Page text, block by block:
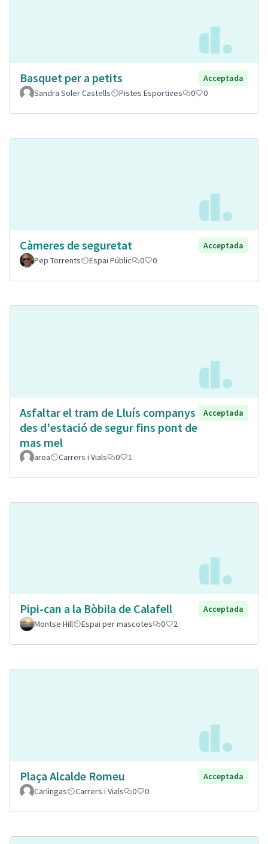
Basquet per a petits
Acceptada
Sandra Soler Castells
Pistes Esportives 0 0
Càmeres de seguretat
Acceptada
Pep Torrents
Espai Públic 0 0
Asfaltar el tram de Lluís companys
des d'estació de segur fins pont de
mas mel
Acceptada
aroa Carrers i Vials 0 1
Pipi-can a la Bòbila de Calafell
Acceptada
Montse Hill
Espai per mascotes 0 2
Plaça Alcalde Romeu
Acceptada
Carlingas
Carrers i Vials 0 0